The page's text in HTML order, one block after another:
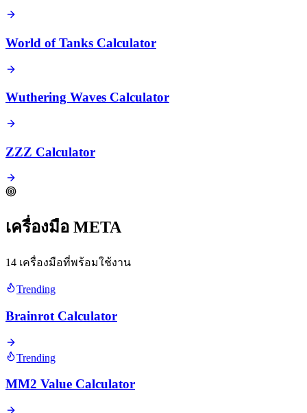
World of Tanks Calculator
Wuthering Waves Calculator
ZZZ Calculator
เครื่องมือ META
14 เครื่องมือที่พร้อมใช้งาน
Trending
Brainrot Calculator
Trending
MM2 Value Calculator